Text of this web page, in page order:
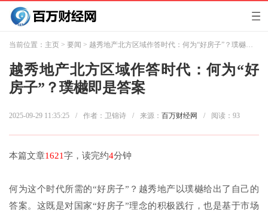
当前位置： 主页 > 要闻 > 越秀地产北方区域作答时代：何为“好房子”？璞樾即是答案
越秀地产北方区域作答时代：何为“好
房子”？璞樾即是答案
2025-09-29 11:35:25 / 作者：卫锦诗 / 来源： 百万财经网 / 阅读： 93
本篇文章1621字，读完约4分钟
何为这个时代所需的“好房子”？越秀地产以璞樾给出了自己的
答案。这既是对国家“好房子”理念的积极践行，也是基于市场